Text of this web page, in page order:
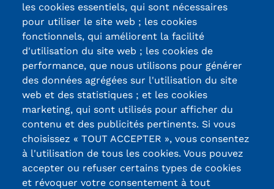
13, Rue Ernest
Thierry-Mieg
90010 BELFORT
Cedex
Certifications /
Labels qualité
les cookies essentiels, qui sont nécessaires
pour utiliser le site web ; les cookies
fonctionnels, qui améliorent la facilité
d'utilisation du site web ; les cookies de
performance, que nous utilisons pour générer
des données agrégées sur l'utilisation du site
web et des statistiques ; et les cookies
marketing, qui sont utilisés pour afficher du
contenu et des publicités pertinents. Si vous
choisissez « TOUT ACCEPTER », vous consentez
à l'utilisation de tous les cookies. Vous pouvez
accepter ou refuser certains types de cookies
et révoquer votre consentement à tout